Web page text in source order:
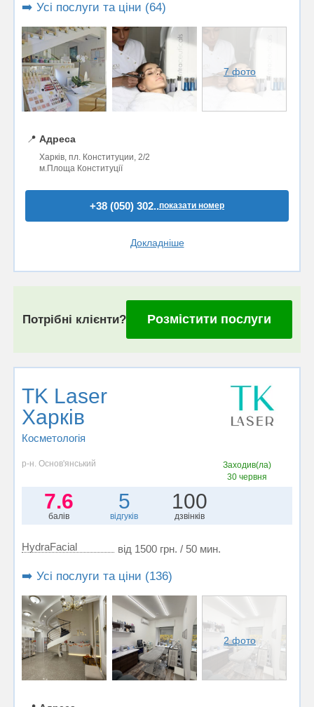
➡️ Усі послуги та ціни (64)
7 фото
📍 Адреса
Харків, пл. Конституции, 2/2
м.Площа Конституції
+38 (050) 302..показати номер
Докладніше
Потрібні клієнти? Розмістити послуги
TK Laser
Харків
Косметологія
р-н. Основ'янський
Заходив(ла)
30 червня
7.6
балів
5
відгуків
100
дзвінків
HydraFacial від 1500 грн. / 50 мин.
➡️ Усі послуги та ціни (136)
2 фото